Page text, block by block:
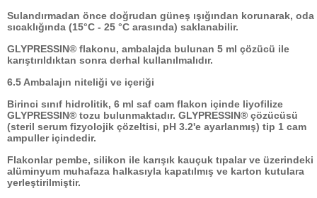
Sulandırmadan önce doğrudan güneş ışığından korunarak, oda
sıcaklığında (15°C - 25 °C arasında) saklanabilir.
GLYPRESSIN® flakonu, ambalajda bulunan 5 ml çözücü ile
karıştırıldıktan sonra derhal kullanılmalıdır.
6.5 Ambalajın niteliği ve içeriği
Birinci sınıf hidrolitik, 6 ml saf cam flakon içinde liyofilize
GLYPRESSIN® tozu bulunmaktadır. GLYPRESSIN® çözücüsü
(steril serum fizyolojik çözeltisi, pH 3.2'e ayarlanmış) tip 1 cam
ampuller içindedir.
Flakonlar pembe, silikon ile karışık kauçuk tıpalar ve üzerindeki
alüminyum muhafaza halkasıyla kapatılmış ve karton kutulara
yerleştirilmiştir.